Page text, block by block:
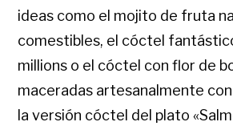
ideas como el mojito de fruta
comestibles, el cóctel
millions o el cóctel con flor de
maceradas artesanalmente
la versión cóctel del plato